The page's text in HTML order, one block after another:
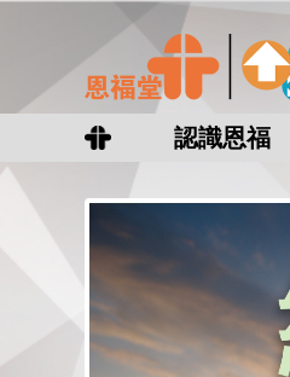
認識恩福